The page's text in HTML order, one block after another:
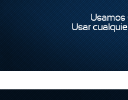
Usamos
Usar